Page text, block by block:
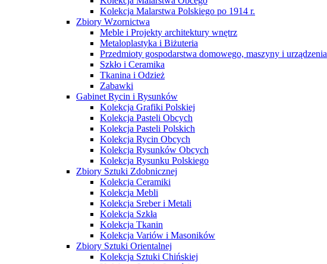
Kolekcja Malarstwa Polskiego po 1914 r.
Zbiory Wzornictwa
Meble i Projekty architektury wnętrz
Metaloplastyka i Biżuteria
Przedmioty gospodarstwa domowego, maszyny i urządzenia
Szkło i Ceramika
Tkanina i Odzież
Zabawki
Gabinet Rycin i Rysunków
Kolekcja Grafiki Polskiej
Kolekcja Pasteli Obcych
Kolekcja Pasteli Polskich
Kolekcja Rycin Obcych
Kolekcja Rysunków Obcych
Kolekcja Rysunku Polskiego
Zbiory Sztuki Zdobnicznej
Kolekcja Ceramiki
Kolekcja Mebli
Kolekcja Sreber i Metali
Kolekcja Szkła
Kolekcja Tkanin
Kolekcja Variów i Masoników
Zbiory Sztuki Orientalnej
Kolekcja Sztuki Chińskiej